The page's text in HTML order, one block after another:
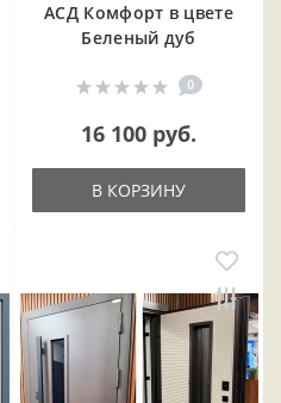
АСД Комфорт в цвете
Беленый дуб
0
16 100 руб.
В КОРЗИНУ